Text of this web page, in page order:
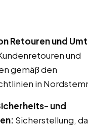
Retouren und
und
gemäß den
in
und
Sicherstellung,